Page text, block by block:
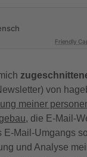
Friendly
von
meiner
, die E-Mail-
E-Mail-Umgangs
und Analyse